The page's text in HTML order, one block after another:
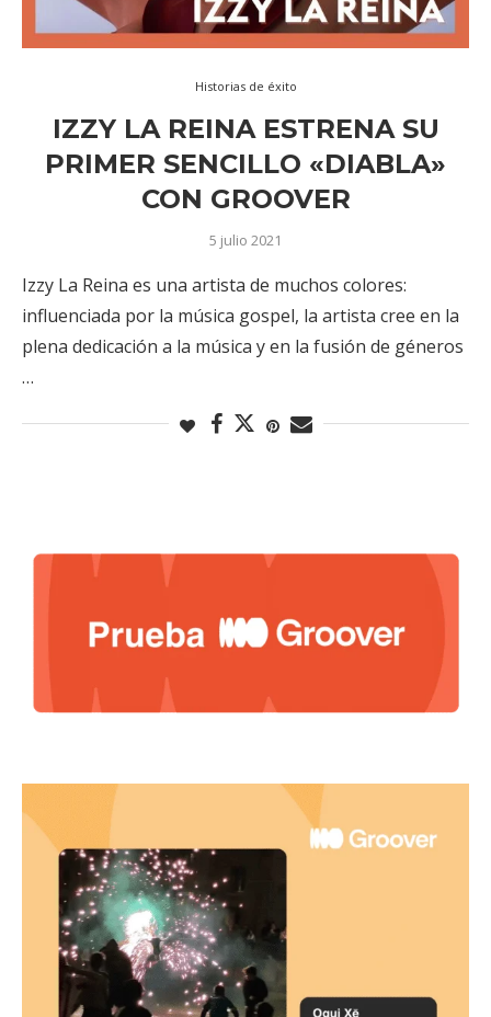
Historias de éxito
IZZY LA REINA ESTRENA SU
PRIMER SENCILLO «DIABLA»
CON GROOVER
5 julio 2021
Izzy La Reina es una artista de muchos colores:
influenciada por la música gospel, la artista cree en la
plena dedicación a la música y en la fusión de géneros
…